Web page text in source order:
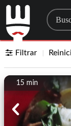
Filtrar
15 min